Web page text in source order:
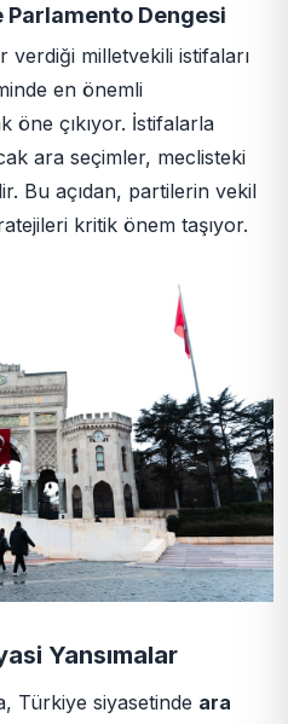
Dengesi
verdiği milletvekili istifaları
en önemli
öne çıkıyor. İstifalarla
ara seçimler, meclisteki
Bu açıdan, partilerin vekil
kritik önem taşıyor.
Yansımalar
Türkiye siyasetinde ara